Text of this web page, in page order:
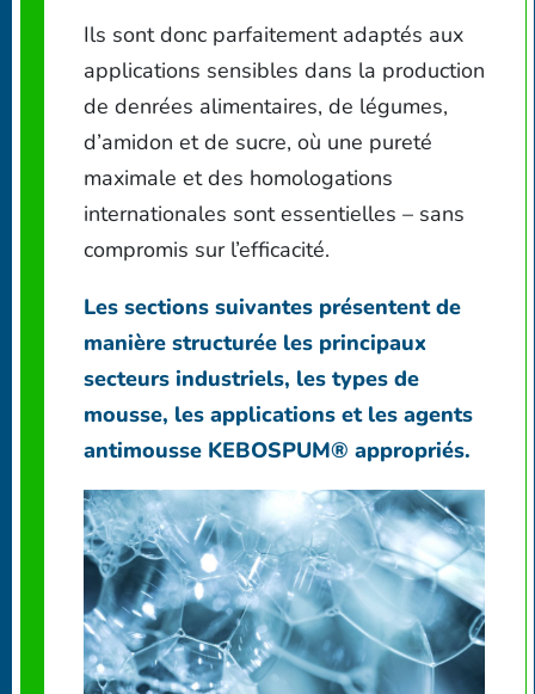
Ils sont donc parfaitement adaptés aux
applications sensibles dans la production
de denrées alimentaires, de légumes,
d’amidon et de sucre, où une pureté
maximale et des homologations
internationales sont essentielles – sans
compromis sur l’efficacité.
Les sections suivantes présentent de
manière structurée les principaux
secteurs industriels, les types de
mousse, les applications et les agents
antimousse KEBOSPUM® appropriés.